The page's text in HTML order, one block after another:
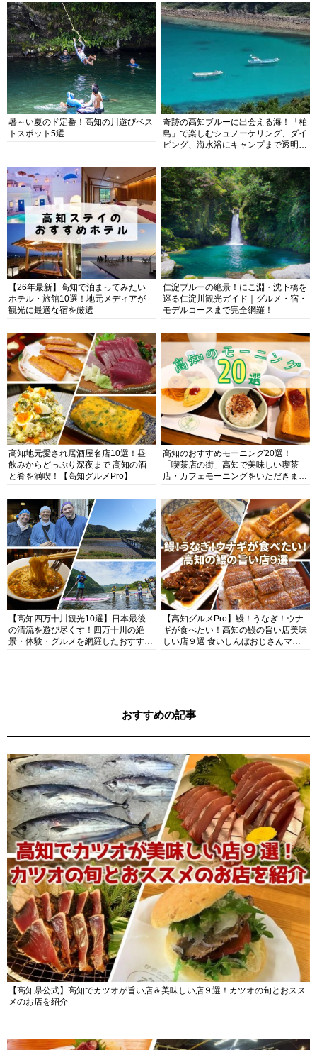
暑～い夏のド定番！高知の川遊びベス
トスポット5選
奇跡の高知ブルーに出会える海！「柏
島」で楽しむシュノーケリング、ダイ
ビング、海水浴にキャンプまで透明度
【26年最新】高知で泊まってみたい
ホテル・旅館10選！地元メディアが
観光に最適な宿を厳選
仁淀ブルーの絶景！にこ淵・沈下橋を
巡る仁淀川観光ガイド｜グルメ・宿・
モデルコースまで完全網羅！
高知地元愛され居酒屋名店10選！昼
飲みからどっぷり深夜まで 高知の酒
と肴を満喫！【高知グルメPro】
高知のおすすめモーニング20選！
「喫茶店の街」高知で美味しい喫茶
店・カフェモーニングをいただきま
【高知四万十川観光10選】日本最後
の清流を遊び尽くす！四万十川の絶
景・体験・グルメを網羅したおすすめ
【高知グルメPro】鰻！うなぎ！ウナ
ギが食べたい！高知の鰻の旨い店美味
しい店９選 食いしんぼおじさんマッ
おすすめの記事
【高知県公式】高知でカツオが旨い店＆美味しい店９選！カツオの旬とおスス
メのお店を紹介